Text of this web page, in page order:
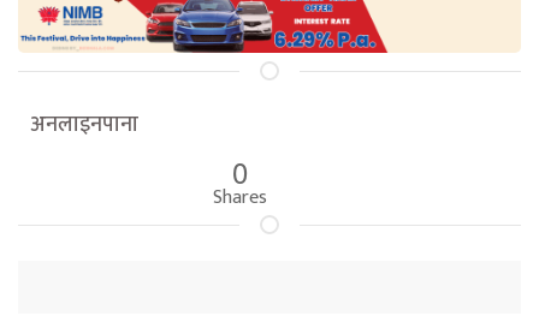
अनलाइनपाना
0
Shares